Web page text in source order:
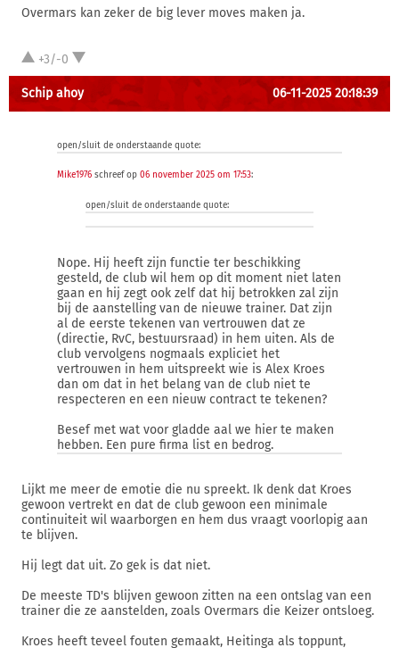
Overmars kan zeker de big lever moves maken ja.
+3/-0
Schip ahoy 06-11-2025 20:18:39
open/sluit de onderstaande quote:
Mike1976 schreef op 06 november 2025 om 17:53:
open/sluit de onderstaande quote:
Nope. Hij heeft zijn functie ter beschikking
gesteld, de club wil hem op dit moment niet laten
gaan en hij zegt ook zelf dat hij betrokken zal zijn
bij de aanstelling van de nieuwe trainer. Dat zijn
al de eerste tekenen van vertrouwen dat ze
(directie, RvC, bestuursraad) in hem uiten. Als de
club vervolgens nogmaals expliciet het
vertrouwen in hem uitspreekt wie is Alex Kroes
dan om dat in het belang van de club niet te
respecteren en een nieuw contract te tekenen?
Besef met wat voor gladde aal we hier te maken
hebben. Een pure firma list en bedrog.
Lijkt me meer de emotie die nu spreekt. Ik denk dat Kroes
gewoon vertrekt en dat de club gewoon een minimale
continuiteit wil waarborgen en hem dus vraagt voorlopig aan
te blijven.
Hij legt dat uit. Zo gek is dat niet.
De meeste TD's blijven gewoon zitten na een ontslag van een
trainer die ze aanstelden, zoals Overmars die Keizer ontsloeg.
Kroes heeft teveel fouten gemaakt, Heitinga als toppunt,